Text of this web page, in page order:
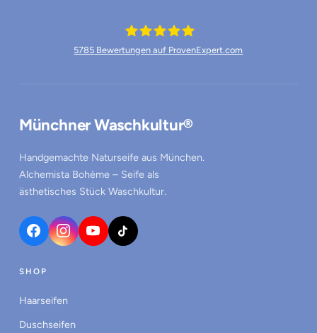
5785 Bewertungen auf ProvenExpert.com
Münchner Waschkultur®
Handgemachte Naturseife aus München.
Alchemista Bohème – Seife als
ästhetisches Stück Waschkultur.
SHOP
Haarseifen
Duschseifen